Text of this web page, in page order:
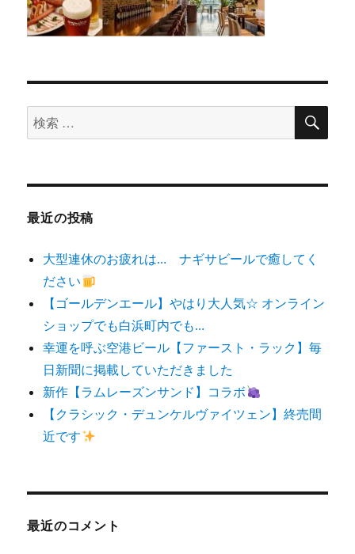
検
索
象:
検
最近の投稿
大型連休のお疲れは… ナギサビールで癒してく
ださい
【ゴールデンエール】やはり大人気☆ オンライン
ショップでも白浜町内でも…
幸運を呼ぶ空港ビール【ファースト・ラック】毎
日新聞に掲載していただきました
新作【ラムレーズンサンド】コラボ
【クラシック・デュンケルヴァイツェン】終売間
近です
最近のコメント